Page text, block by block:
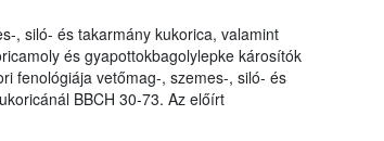
, siló- és takarmány kukorica, valamint
és gyapottokbagolylepke károsítók
fenológiája vetőmag-, szemes-, siló- és
BBCH 30-73. Az előírt